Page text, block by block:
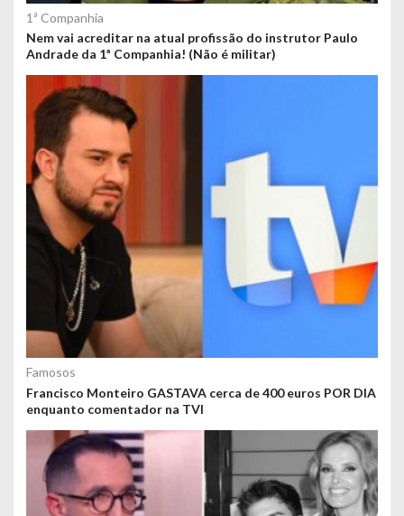
1ª Companhia
Nem vai acreditar na atual profissão do instrutor Paulo
Andrade da 1ª Companhia! (Não é militar)
Famosos
Francisco Monteiro GASTAVA cerca de 400 euros POR DIA
enquanto comentador na TVI